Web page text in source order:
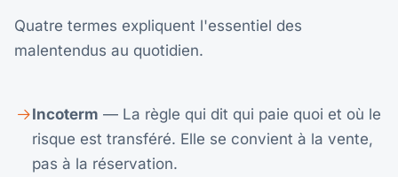
Quatre termes expliquent l'essentiel des
malentendus au quotidien.
Incoterm — La règle qui dit qui paie quoi et où le
risque est transféré. Elle se convient à la vente,
pas à la réservation.